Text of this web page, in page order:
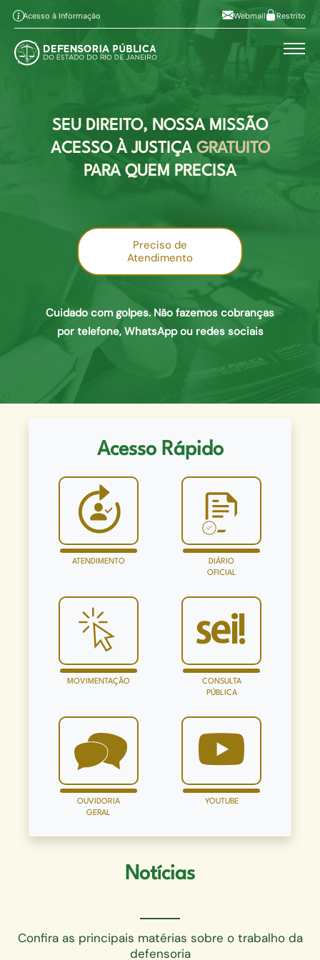
Pular para o conteúdo principal
Ir ao conteúdo Alt+2
Alto contraste
A Aumentar fonte Alt+6
Acesso à Informação Webmail Restrito
SEU DIREITO, NOSSA MISSÃO
ACESSO À JUSTIÇAGRATUITO
PARA QUEM PRECISA
Preciso de
Atendimento
Cuidado com golpes. Não fazemos cobranças
por telefone, WhatsApp ou redes sociais
Acesso Rápido
ATENDIMENTO
DIÁRIO
OFICIAL
MOVIMENTAÇÃO
CONSULTA
PÚBLICA
OUVIDORIA
GERAL
YOUTUBE
Notícias
Confira as principais matérias sobre o trabalho da
defensoria